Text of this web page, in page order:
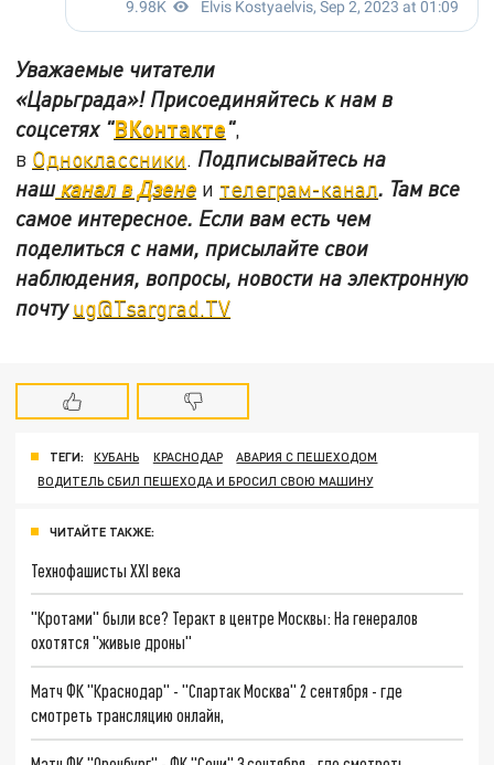
Уважаемые читатели
«Царьграда»! Присоединяйтесь к нам в
соцсетях "ВКонтакте",
в Одноклассники. Подписывайтесь на
нашканал в Дзене и телеграм-канал. Там все
самое интересное. Если вам есть чем
поделиться с нами, присылайте свои
наблюдения, вопросы, новости на электронную
почтуug@Tsargrad.TV
ТЕГИ: КУБАНЬ КРАСНОДАР
АВАРИЯ С ПЕШЕХОДОМ
ВОДИТЕЛЬ СБИЛ ПЕШЕХОДА И БРОСИЛ СВОЮ МАШИНУ
ЧИТАЙТЕ ТАКЖЕ:
Технофашисты XXI века
"Кротами" были все? Теракт в центре Москвы: На генералов
охотятся "живые дроны"
Матч ФК "Краснодар" - "Спартак Москва" 2 сентября - где
смотреть трансляцию онлайн,